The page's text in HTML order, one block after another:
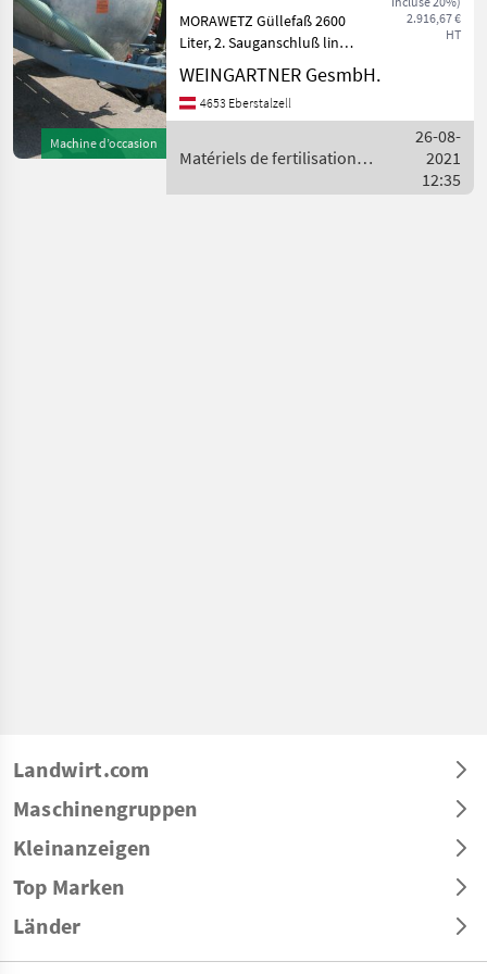
Machine d’occasion
2.916,67 €
HT
MORAWETZ Güllefaß 2600
Liter, 2. Sauganschluß links
vorne, komplett mit
Saugleitung,
Verlängerungen und
Filiale in 4644 Scharnstein,
WEINGARTNER GesmbH.
4653 Eberstalzell
Matériels de fertilisation et
26-08-
2021
12:35
Landwirt.com
Maschinengruppen
Kleinanzeigen
Top Marken
Länder